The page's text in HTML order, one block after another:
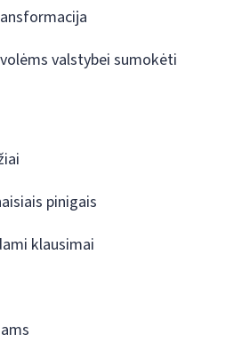
valstybei sumokėti
pinigais
klausimai